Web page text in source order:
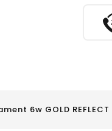
6w GOLD REFLECT